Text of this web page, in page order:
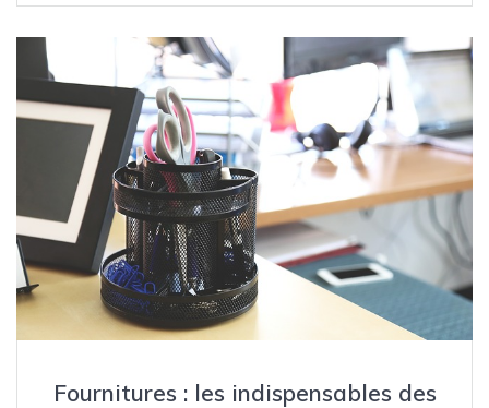
Fournitures : les indispensables des